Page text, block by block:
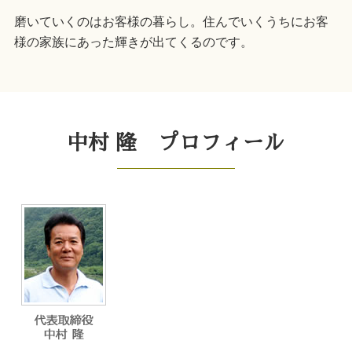
磨いていくのはお客様の暮らし。住んでいくうちにお客
様の家族にあった輝きが出てくるのです。
中村 隆 プロフィール